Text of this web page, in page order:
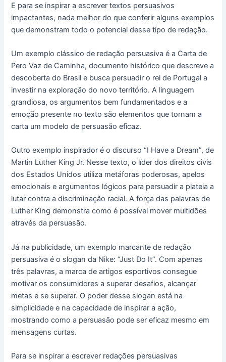
E para se inspirar a escrever textos persuasivos
impactantes, nada melhor do que conferir alguns exemplos
que demonstram todo o potencial desse tipo de redação.
Um exemplo clássico de redação persuasiva é a Carta de
Pero Vaz de Caminha, documento histórico que descreve a
descoberta do Brasil e busca persuadir o rei de Portugal a
investir na exploração do novo território. A linguagem
grandiosa, os argumentos bem fundamentados e a
emoção presente no texto são elementos que tornam a
carta um modelo de persuasão eficaz.
Outro exemplo inspirador é o discurso “I Have a Dream”, de
Martin Luther King Jr. Nesse texto, o líder dos direitos civis
dos Estados Unidos utiliza metáforas poderosas, apelos
emocionais e argumentos lógicos para persuadir a plateia a
lutar contra a discriminação racial. A força das palavras de
Luther King demonstra como é possível mover multidões
através da persuasão.
Já na publicidade, um exemplo marcante de redação
persuasiva é o slogan da Nike: “Just Do It”. Com apenas
três palavras, a marca de artigos esportivos consegue
motivar os consumidores a superar desafios, alcançar
metas e se superar. O poder desse slogan está na
simplicidade e na capacidade de inspirar a ação,
mostrando como a persuasão pode ser eficaz mesmo em
mensagens curtas.
Para se inspirar a escrever redações persuasivas